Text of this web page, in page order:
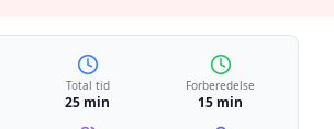
Total tid
25 min
Forberedelse
15 min